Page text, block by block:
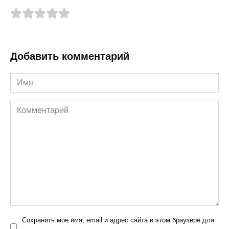
Добавить комментарий
Имя
Комментарий
Сохранить моё имя, email и адрес сайта в этом браузере для